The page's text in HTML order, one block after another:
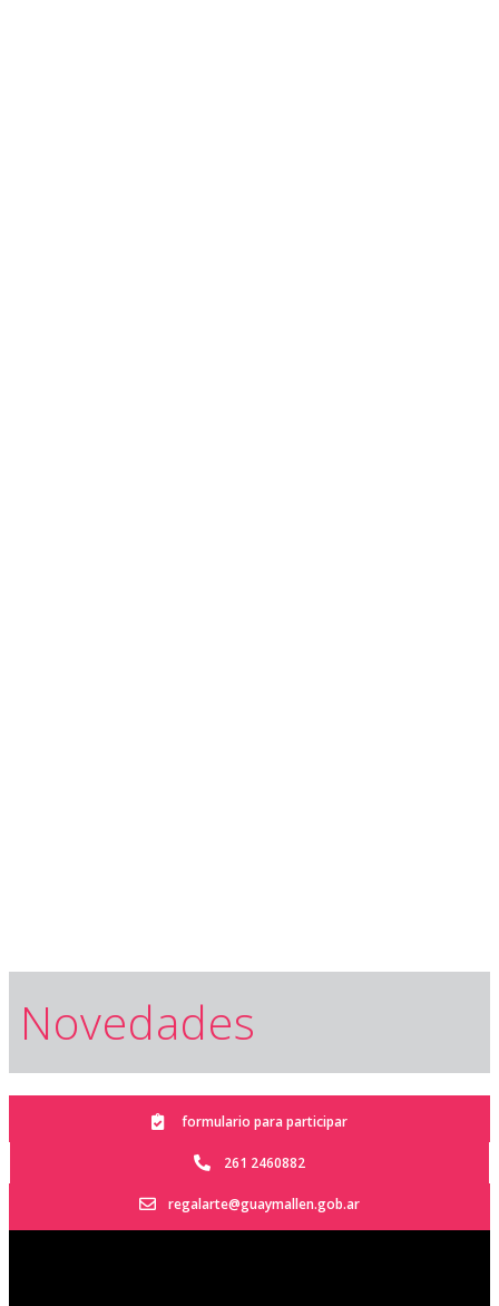
Novedades
formulario para participar
261 2460882
regalarte@guaymallen.gob.ar